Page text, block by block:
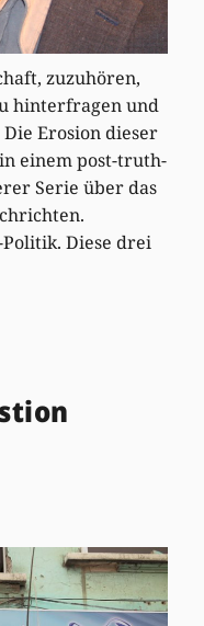
zuzuhören,
hinterfragen und
Erosion dieser
einem post-truth-
Serie über das
Diese drei